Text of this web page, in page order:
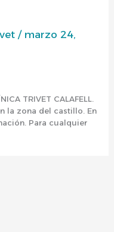
/ marzo 24,
TRIVET CALAFELL.
la zona del castillo. En
Para cualquier